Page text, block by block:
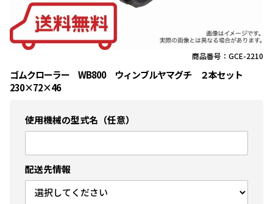
商品番号：GCE-2210
ゴムクローラー WB800 ウィンブルヤマグチ ２本セット
230×72×46
使用機械の型式名（任意）
配送先情報